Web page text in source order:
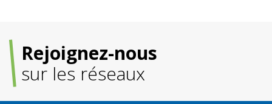
Rejoignez-nous
sur les réseaux